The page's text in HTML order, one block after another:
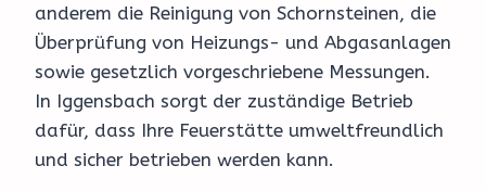
anderem die Reinigung von Schornsteinen, die
Überprüfung von Heizungs- und Abgasanlagen
sowie gesetzlich vorgeschriebene Messungen.
In Iggensbach sorgt der zuständige Betrieb
dafür, dass Ihre Feuerstätte umweltfreundlich
und sicher betrieben werden kann.